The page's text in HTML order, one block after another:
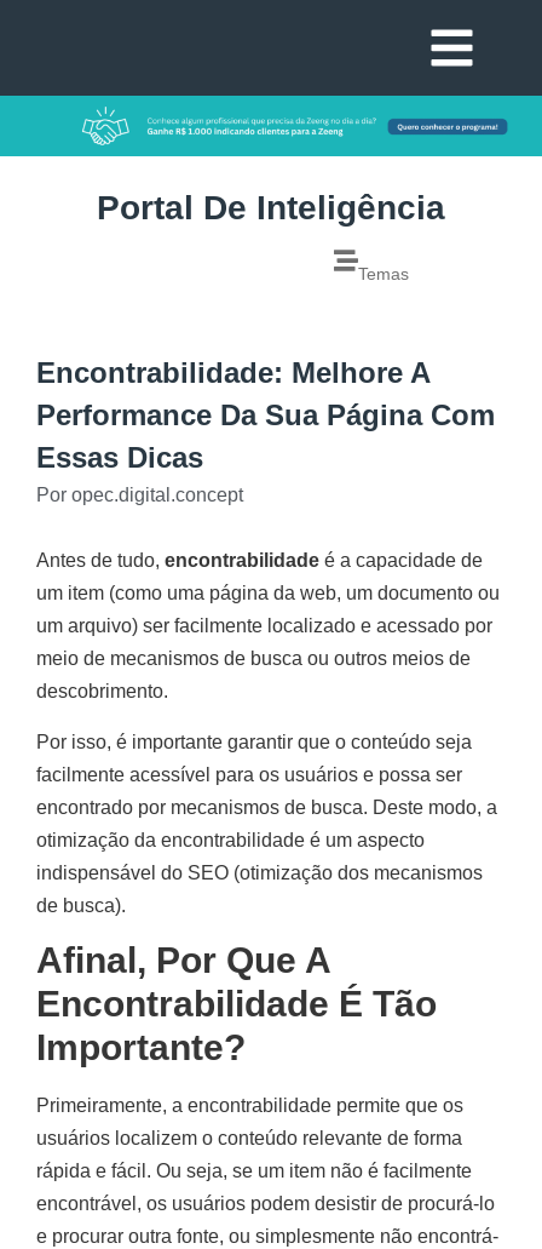
Portal De Inteligência
Temas
Encontrabilidade: Melhore A
Performance Da Sua Página Com
Essas Dicas
Por opec.digital.concept
Antes de tudo, encontrabilidade é a capacidade de
um item (como uma página da web, um documento ou
um arquivo) ser facilmente localizado e acessado por
meio de mecanismos de busca ou outros meios de
descobrimento.
Por isso, é importante garantir que o conteúdo seja
facilmente acessível para os usuários e possa ser
encontrado por mecanismos de busca. Deste modo, a
otimização da encontrabilidade é um aspecto
indispensável do SEO (otimização dos mecanismos
de busca).
Afinal, Por Que A
Encontrabilidade É Tão
Importante?
Primeiramente, a encontrabilidade permite que os
usuários localizem o conteúdo relevante de forma
rápida e fácil. Ou seja, se um item não é facilmente
encontrável, os usuários podem desistir de procurá-lo
e procurar outra fonte, ou simplesmente não encontrá-